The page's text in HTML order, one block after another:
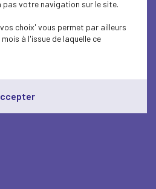
votre navigation sur le site.
choix' vous permet par ailleurs
à l'issue de laquelle ce